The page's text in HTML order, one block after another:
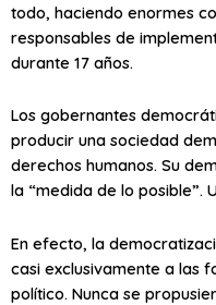
todo, haciendo enormes
responsables de
durante 17 años.
Los gobernantes
producir una sociedad
derechos humanos. Su
la “medida de lo posible”.
En efecto, la
casi exclusivamente a las
político. Nunca se